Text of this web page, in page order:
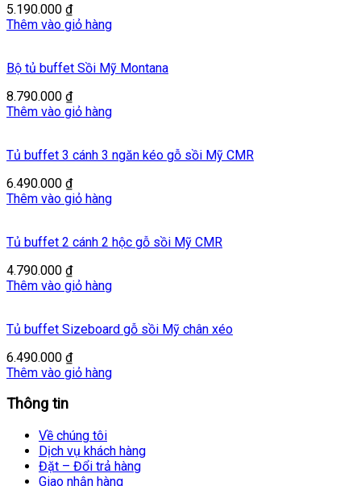
5.190.000 ₫
Thêm vào giỏ hàng
Bộ tủ buffet Sồi Mỹ Montana
8.790.000 ₫
Thêm vào giỏ hàng
Tủ buffet 3 cánh 3 ngăn kéo gỗ sồi Mỹ CMR
6.490.000 ₫
Thêm vào giỏ hàng
Tủ buffet 2 cánh 2 hộc gỗ sồi Mỹ CMR
4.790.000 ₫
Thêm vào giỏ hàng
Tủ buffet Sizeboard gỗ sồi Mỹ chân xéo
6.490.000 ₫
Thêm vào giỏ hàng
Thông tin
Về chúng tôi
Dịch vụ khách hàng
Đặt – Đổi trả hàng
Giao nhận hàng